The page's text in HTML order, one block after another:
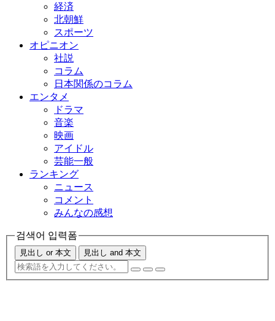
経済
北朝鮮
スポーツ
オピニオン
社説
コラム
日本関係のコラム
エンタメ
ドラマ
音楽
映画
アイドル
芸能一般
ランキング
ニュース
コメント
みんなの感想
검색어 입력폼
見出し or 本文 見出し and 本文